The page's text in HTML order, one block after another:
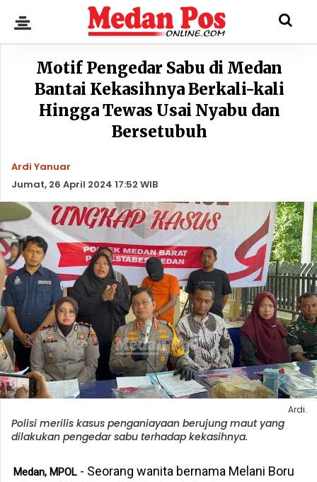
Motif Pengedar Sabu di Medan
Bantai Kekasihnya Berkali-kali
Hingga Tewas Usai Nyabu dan
Bersetubuh
Ardi Yanuar
Jumat, 26 April 2024 17:52 WIB
Ardi.
Polisi merilis kasus penganiayaan berujung maut yang
dilakukan pengedar sabu terhadap kekasihnya.
Medan, MPOL- Seorang wanita bernama Melani Boru